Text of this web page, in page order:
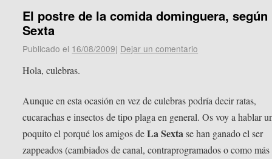
El postre de la comida dominguera, según
Sexta
Publicado el 16/08/2009| Dejar un comentario
Hola, culebras.
Aunque en esta ocasión en vez de culebras podría decir ratas,
cucarachas e insectos de tipo plaga en general. Os voy a hablar
poquito el porqué los amigos deLa Sextase han ganado el ser
zappeados (cambiados de canal, contraprogramados o como más